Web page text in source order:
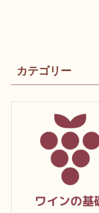
カテゴリー